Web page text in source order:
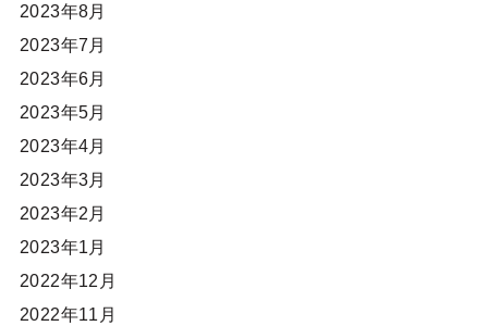
2023年8月
2023年7月
2023年6月
2023年5月
2023年4月
2023年3月
2023年2月
2023年1月
2022年12月
2022年11月